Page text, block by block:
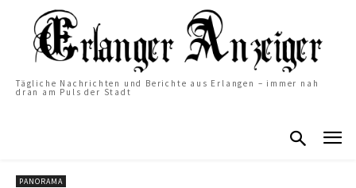
Tägliche Nachrichten und Berichte aus Erlangen – immer nah
dran am Puls der Stadt
PANORAMA